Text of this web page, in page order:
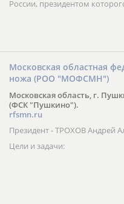
России, президентом
Московская областная
ножа (РОО "МОФСМН")
Московская область, г.
(ФСК "Пушкино").
rfsmn.ru
Президент - ТРОХОВ Андрей
Цели и задачи: